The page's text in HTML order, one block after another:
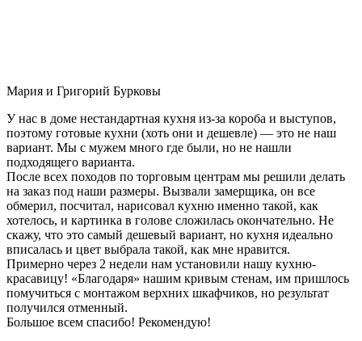
Мария и Григорий Бурковы
У нас в доме нестандартная кухня из-за короба и выступов,
поэтому готовые кухни (хоть они и дешевле) — это не наш
вариант. Мы с мужем много где были, но не нашли
подходящего варианта.
После всех походов по торговым центрам мы решили делать
на заказ под наши размеры. Вызвали замерщика, он все
обмерил, посчитал, нарисовал кухню именно такой, как
хотелось, и картинка в голове сложилась окончательно. Не
скажу, что это самый дешевый вариант, но кухня идеально
вписалась и цвет выбрала такой, как мне нравится.
Примерно через 2 недели нам установили нашу кухню-
красавицу! «Благодаря» нашим кривым стенам, им пришлось
помучиться с монтажом верхних шкафчиков, но результат
получился отменный.
Большое всем спасибо! Рекомендую!